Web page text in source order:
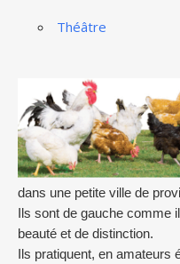
Théâtre
dans une petite ville de
Ils sont de gauche comme
beauté et de distinction.
Ils pratiquent, en amateurs